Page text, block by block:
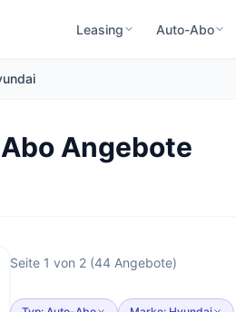
Leasing Auto-Abo
Angebote
Seite 1 von 2 (44 Angebote)